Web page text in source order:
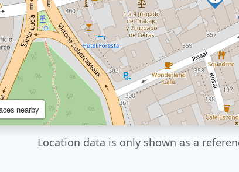
nearby
Location data is only shown as a